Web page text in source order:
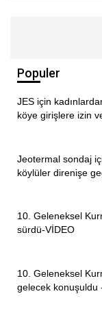
Populer
JES için
köye girişlere izin
Jeotermal sondaj
köylüler direnişe
10. Geleneksel
sürdü-VİDEO
10. Geleneksel
gelecek konuşuldu